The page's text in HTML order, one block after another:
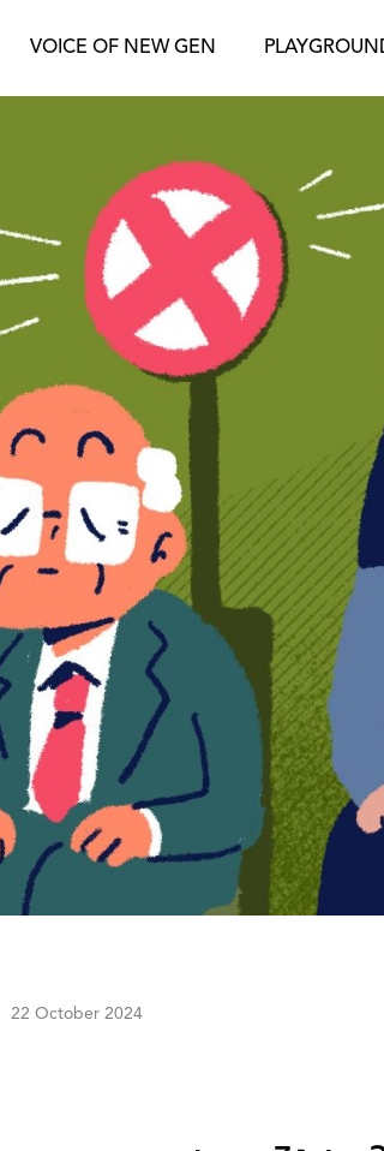
VOICE OF NEW GEN
22 October 2024